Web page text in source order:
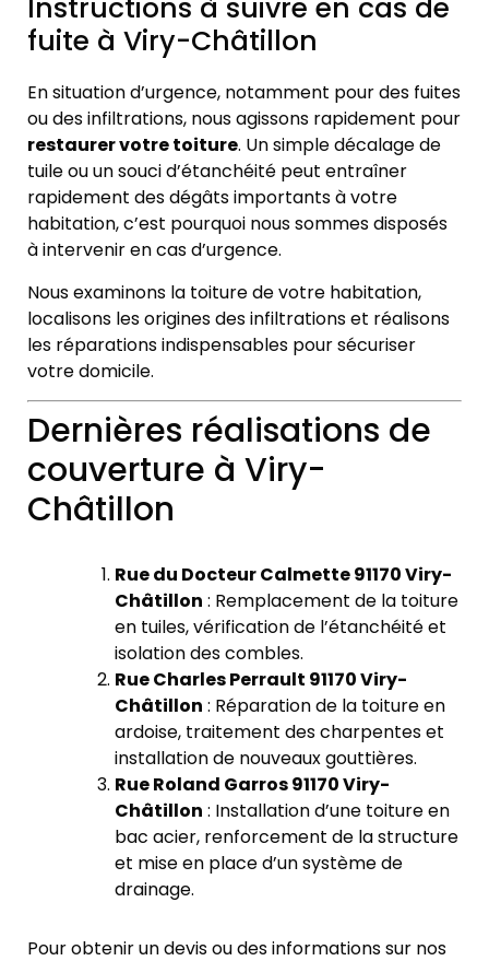
Instructions à suivre en cas de
fuite à Viry-Châtillon
En situation d’urgence, notamment pour des fuites
ou des infiltrations, nous agissons rapidement pour
restaurer votre toiture. Un simple décalage de
tuile ou un souci d’étanchéité peut entraîner
rapidement des dégâts importants à votre
habitation, c’est pourquoi nous sommes disposés
à intervenir en cas d’urgence.
Nous examinons la toiture de votre habitation,
localisons les origines des infiltrations et réalisons
les réparations indispensables pour sécuriser
votre domicile.
Dernières réalisations de
couverture à Viry-
Châtillon
Rue du Docteur Calmette 91170 Viry-
Châtillon : Remplacement de la toiture
en tuiles, vérification de l’étanchéité et
isolation des combles.
Rue Charles Perrault 91170 Viry-
Châtillon : Réparation de la toiture en
ardoise, traitement des charpentes et
installation de nouveaux gouttières.
Rue Roland Garros 91170 Viry-
Châtillon : Installation d’une toiture en
bac acier, renforcement de la structure
et mise en place d’un système de
drainage.
Pour obtenir un devis ou des informations sur nos